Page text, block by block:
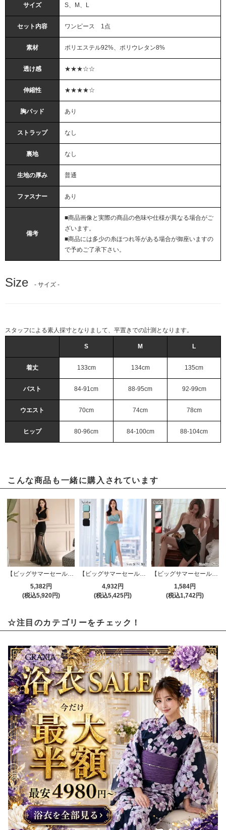
サイズ S、M、L
セット内容 ワンピース 1点
素材 ポリエステル92%、ポリウレタン8%
透け感 ★★★☆☆
伸縮性 ★★★★☆
胸パッド あり
ストラップ なし
裏地 なし
生地の厚み 普通
ファスナー あり
備考
■商品画像と実際の商品の色味や仕様が異なる場合がご
ざいます。
■商品には多少の糸ほつれ等がある場合が御座いますの
で予めご了承下さい。
Size - サイズ -
スタッフによる素人採寸となりまして、平置きでの計測となります。
S M L
着丈 133cm 134cm 135cm
バスト 84-91cm 88-95cm 92-99cm
ウエスト 70cm 74cm 78cm
ヒップ 80-96cm 84-100cm 88-104cm
こんな商品も一緒に購入されています
【ビッグサマーセール対象品】シースルーベールで美脚をつくるロングドドレス(キャバドレス・CABARETDRESS)
5,382円
(税込5,920円)
【ビッグサマーセール対象品】ギャザーとゴールドチェーンが華やかなワンピースドレス(キャバドレス・CABARETDRESS)
4,932円
(税込5,425円)
【ビッグサマーセール対象品】シアーな透け感のレースをあしらって妖艶に仕上げたベビードール(BABYDOLL)
1,584円
(税込1,742円)
☆注目のカテゴリーをチェック！